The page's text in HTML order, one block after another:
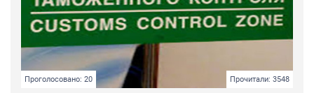
Проголосовано: 20 Прочитали: 3548